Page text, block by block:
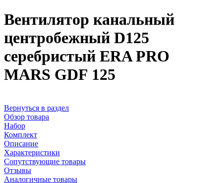
Вентилятор канальный
центробежный D125
серебристый ERA PRO
MARS GDF 125
Вернуться в раздел
Обзор товара
Набор
Комплект
Описание
Характеристики
Сопутствующие товары
Отзывы
Аналогичные товары